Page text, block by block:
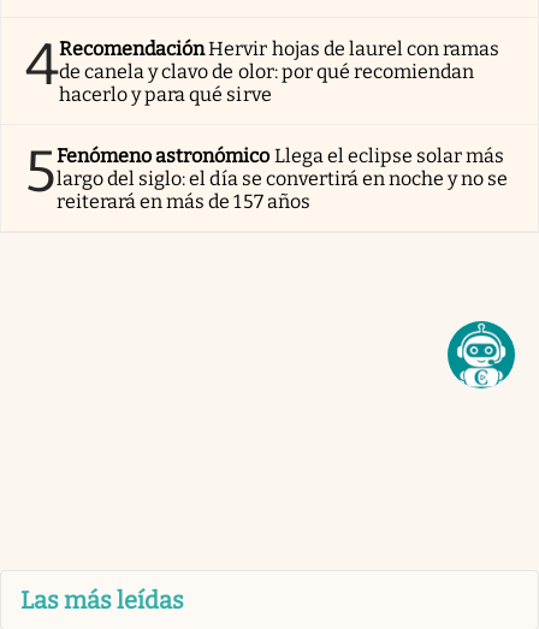
4RecomendaciónHervir hojas de laurel con ramas
de canela y clavo de olor: por qué recomiendan
hacerlo y para qué sirve
5Fenómeno astronómico Llega el eclipse solar más
largo del siglo: el día se convertirá en noche y no se
reiterará en más de 157 años
Las más leídas